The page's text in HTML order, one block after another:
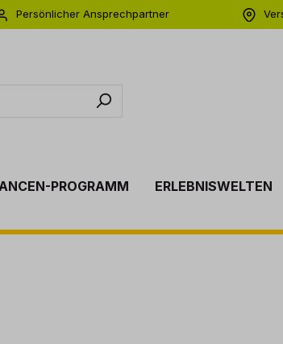
Persönlicher Ansprechpartner
PROGRAMM ERLEBNISWELTEN